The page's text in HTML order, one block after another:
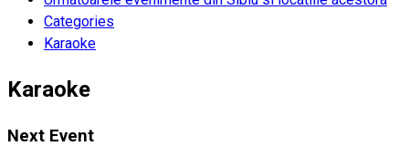
Categories
Karaoke
Karaoke
Next Event